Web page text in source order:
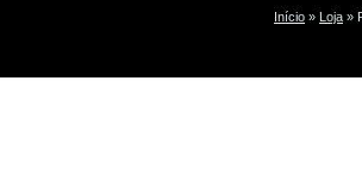
Início » Loja »